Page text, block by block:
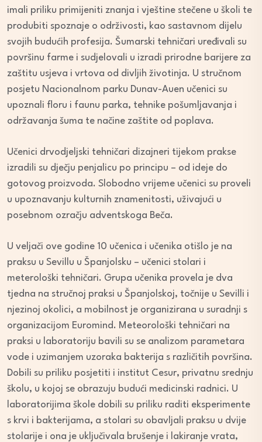
imali priliku primijeniti znanja i vještine stečene u školi te
produbiti spoznaje o održivosti, kao sastavnom dijelu
svojih budućih profesija. Šumarski tehničari uređivali su
površinu farme i sudjelovali u izradi prirodne barijere za
zaštitu usjeva i vrtova od divljih životinja. U stručnom
posjetu Nacionalnom parku Dunav-Auen učenici su
upoznali floru i faunu parka, tehnike pošumljavanja i
održavanja šuma te načine zaštite od poplava.
Učenici drvodjeljski tehničari dizajneri tijekom prakse
izradili su dječju penjalicu po principu – od ideje do
gotovog proizvoda. Slobodno vrijeme učenici su proveli
u upoznavanju kulturnih znamenitosti, uživajući u
posebnom ozračju adventskoga Beča.
U veljači ove godine 10 učenica i učenika otišlo je na
praksu u Sevillu u Španjolsku – učenici stolari i
meterološki tehničari. Grupa učenika provela je dva
tjedna na stručnoj praksi u Španjolskoj, točnije u Sevilli i
njezinoj okolici, a mobilnost je organizirana u suradnji s
organizacijom Euromind. Meteorološki tehničari na
praksi u laboratoriju bavili su se analizom parametara
vode i uzimanjem uzoraka bakterija s različitih površina.
Dobili su priliku posjetiti i institut Cesur, privatnu srednju
školu, u kojoj se obrazuju budući medicinski radnici. U
laboratorijima škole dobili su priliku raditi eksperimente
s krvi i bakterijama, a stolari su obavljali praksu u dvije
stolarije i ona je uključivala brušenje i lakiranje vrata,